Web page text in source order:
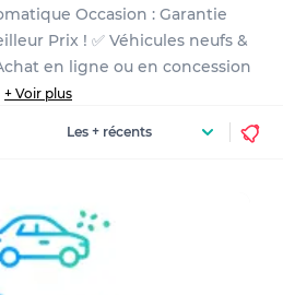
Occasion : Garantie
Prix ! ✅ Véhicules neufs &
en ligne ou en concession
+ Voir plus